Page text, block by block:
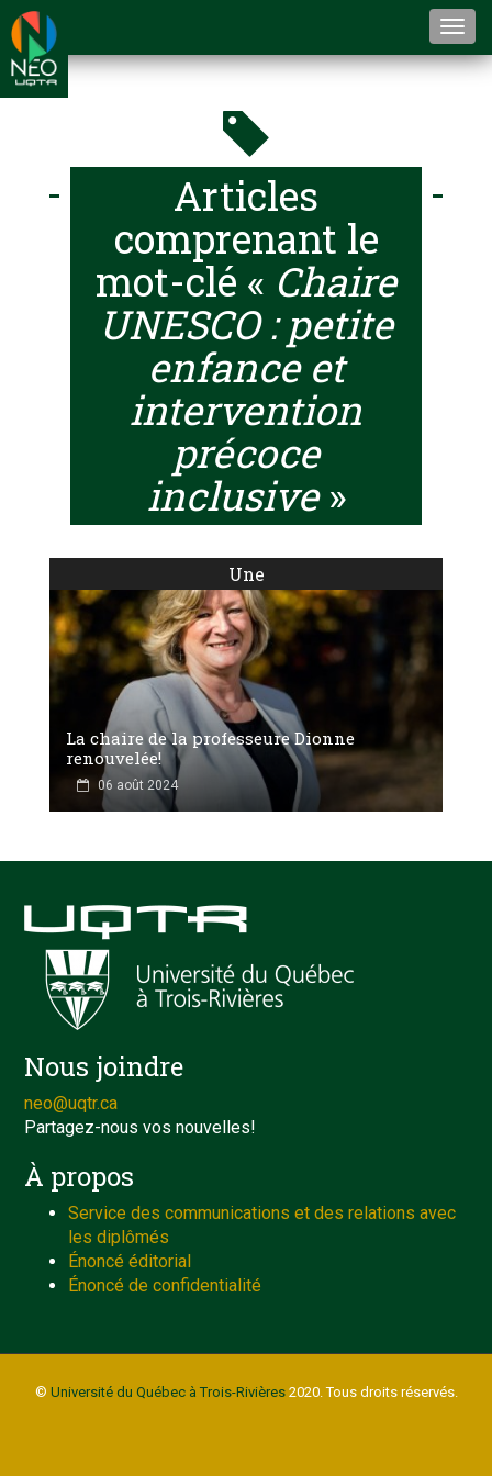
Articles
comprenant le
mot-clé « Chaire
UNESCO : petite
enfance et
intervention
précoce
inclusive»
Une
La chaire de la professeure Dionne
renouvelée!
06 août 2024
Nous joindre
neo@uqtr.ca
Partagez-nous vos nouvelles!
À propos
Service des communications et des relations avec
les diplômés
Énoncé éditorial
Énoncé de confidentialité
© Université du Québec à Trois-Rivières2020. Tous droits réservés.